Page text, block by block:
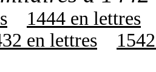
1444 en lettres
en lettres